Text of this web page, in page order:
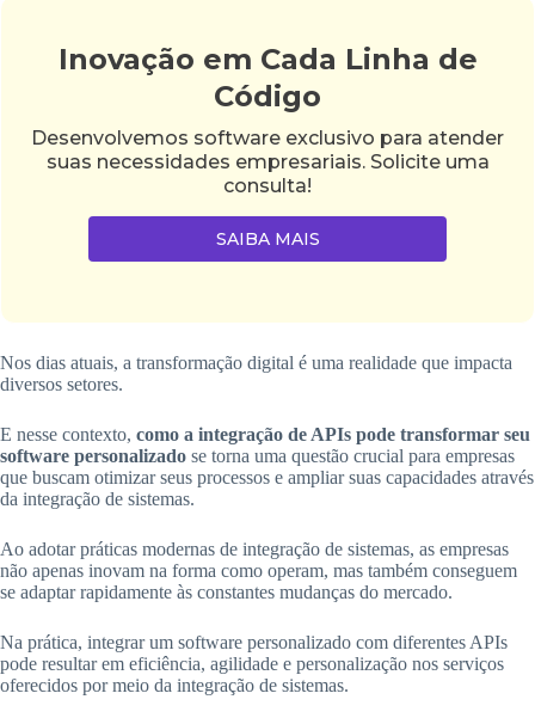
Inovação em Cada Linha de
Código
Desenvolvemos software exclusivo para atender
suas necessidades empresariais. Solicite uma
consulta!
SAIBA MAIS
Nos dias atuais, a transformação digital é uma realidade que impacta
diversos setores.
E nesse contexto, como a integração de APIs pode transformar seu
software personalizado se torna uma questão crucial para empresas
que buscam otimizar seus processos e ampliar suas capacidades através
da integração de sistemas.
Ao adotar práticas modernas de integração de sistemas, as empresas
não apenas inovam na forma como operam, mas também conseguem
se adaptar rapidamente às constantes mudanças do mercado.
Na prática, integrar um software personalizado com diferentes APIs
pode resultar em eficiência, agilidade e personalização nos serviços
oferecidos por meio da integração de sistemas.